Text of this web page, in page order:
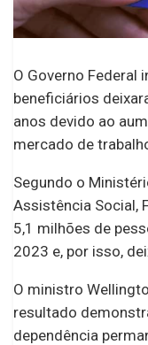
O Governo Federal
beneficiários
anos devido ao
mercado de
Segundo o
Assistência Social,
5,1 milhões de
2023 e, por isso,
O ministro
resultado
dependência